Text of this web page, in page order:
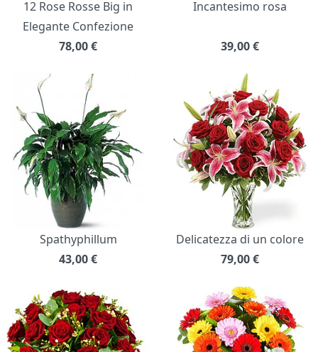
12 Rose Rosse Big in
Elegante Confezione
78,00€
Incantesimo rosa
39,00€
Spathyphillum
43,00€
Delicatezza di un colore
79,00€